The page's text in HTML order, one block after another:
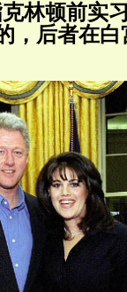
林顿前实
，后者在